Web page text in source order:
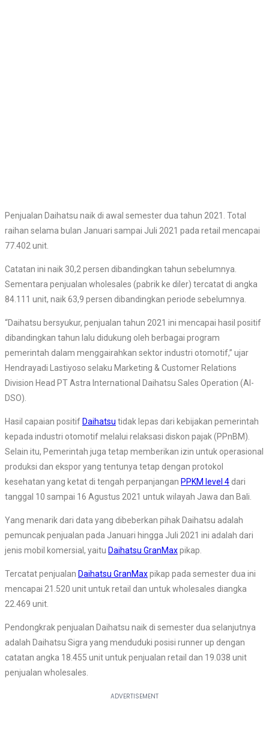
Penjualan Daihatsu naik di awal semester dua tahun 2021. Total
raihan selama bulan Januari sampai Juli 2021 pada retail mencapai
77.402 unit.
Catatan ini naik 30,2 persen dibandingkan tahun sebelumnya.
Sementara penjualan wholesales (pabrik ke diler) tercatat di angka
84.111 unit, naik 63,9 persen dibandingkan periode sebelumnya.
“Daihatsu bersyukur, penjualan tahun 2021 ini mencapai hasil positif
dibandingkan tahun lalu didukung oleh berbagai program
pemerintah dalam menggairahkan sektor industri otomotif,” ujar
Hendrayadi Lastiyoso selaku Marketing & Customer Relations
Division Head PT Astra International Daihatsu Sales Operation (AI-
DSO).
Hasil capaian positif Daihatsu tidak lepas dari kebijakan pemerintah
kepada industri otomotif melalui relaksasi diskon pajak (PPnBM).
Selain itu, Pemerintah juga tetap memberikan izin untuk operasional
produksi dan ekspor yang tentunya tetap dengan protokol
kesehatan yang ketat di tengah perpanjangan PPKM level 4 dari
tanggal 10 sampai 16 Agustus 2021 untuk wilayah Jawa dan Bali.
Yang menarik dari data yang dibeberkan pihak Daihatsu adalah
pemuncak penjualan pada Januari hingga Juli 2021 ini adalah dari
jenis mobil komersial, yaitu Daihatsu GranMaxpikap.
Tercatat penjualan Daihatsu GranMaxpikap pada semester dua ini
mencapai 21.520 unit untuk retail dan untuk wholesales diangka
22.469 unit.
Pendongkrak penjualan Daihatsu naik di semester dua selanjutnya
adalah Daihatsu Sigra yang menduduki posisi runner up dengan
catatan angka 18.455 unit untuk penjualan retail dan 19.038 unit
penjualan wholesales.